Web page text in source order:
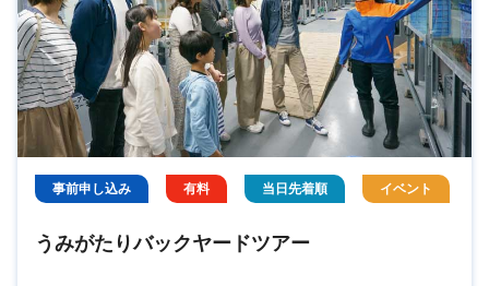
事前申し込み 有料 当日先着順 イベント
うみがたりバックヤードツアー